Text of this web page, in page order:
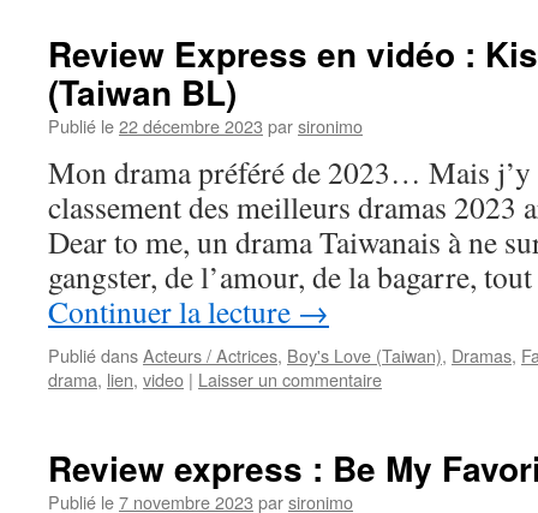
Review Express en vidéo :
(Taiwan BL)
Publié le22 décembre 2023 parsironimo
Mon drama préféré de 2023… Mais
classement des meilleurs dramas
Dear to me, un drama Taiwanais à ne
gangster, de l’amour, de la bagarre,
Continuer la lecture →
Publié dansActeurs / Actrices, Boy's Love (Taiwan), Dramas,
drama, lien, video | Laisser un commentaire
Review express : Be My
Publié le7 novembre 2023 parsironimo